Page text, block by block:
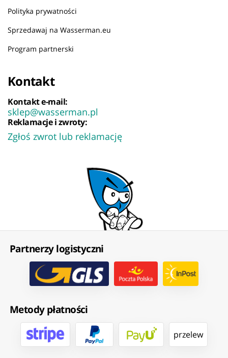
Polityka prywatności
Sprzedawaj na Wasserman.eu
Program partnerski
Kontakt
Kontakt e-mail:
sklep@wasserman.pl
Reklamacje i zwroty:
Zgłoś zwrot lub reklamację
Partnerzy logistyczni
Metody płatności
przelew